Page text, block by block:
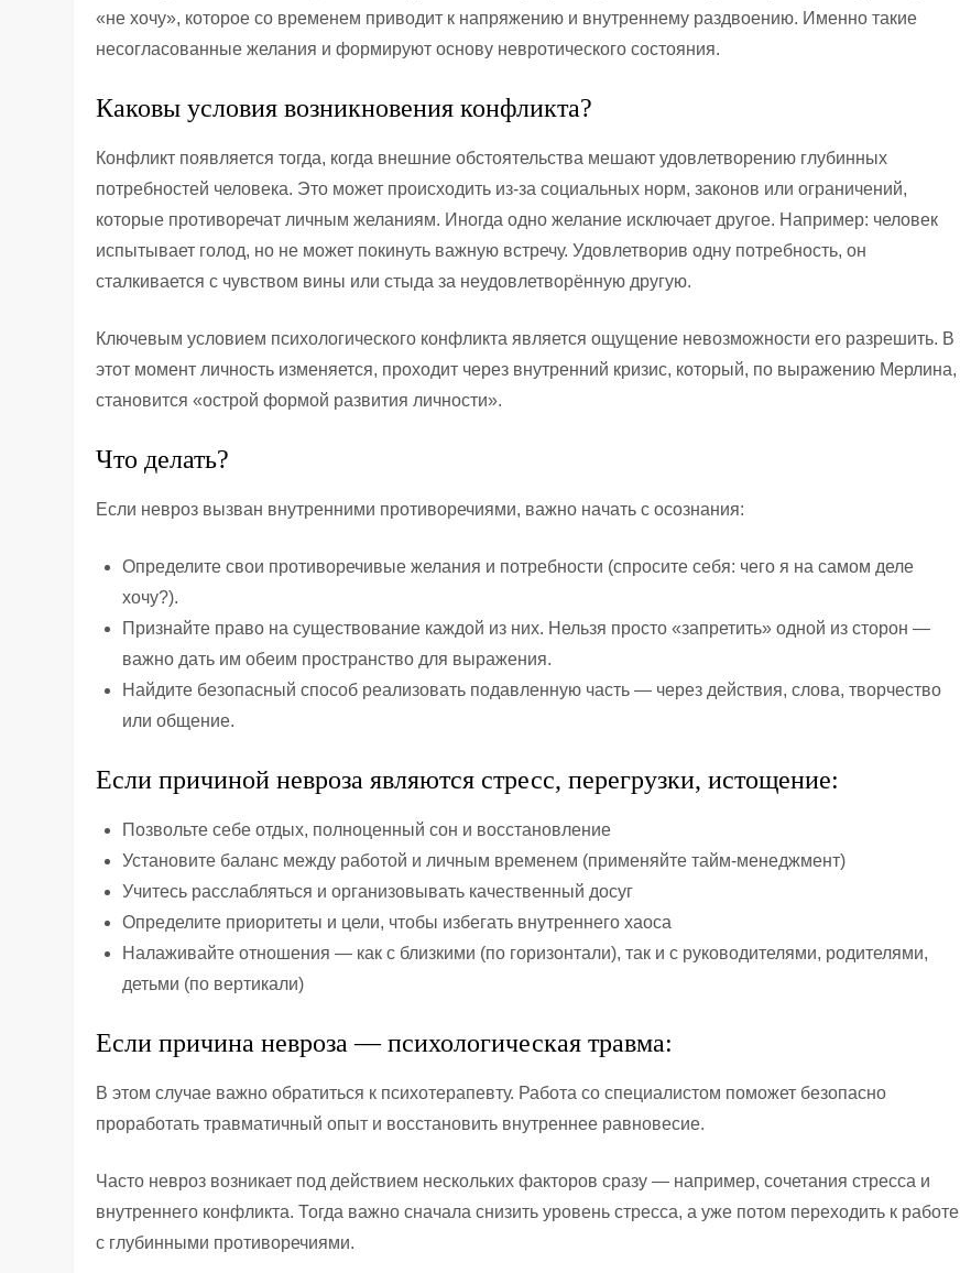
«не хочу», которое со временем приводит к напряжению и внутреннему раздвоению. Именно такие
несогласованные желания и формируют основу невротического состояния.
Каковы условия возникновения конфликта?
Конфликт появляется тогда, когда внешние обстоятельства мешают удовлетворению глубинных
потребностей человека. Это может происходить из-за социальных норм, законов или ограничений,
которые противоречат личным желаниям. Иногда одно желание исключает другое. Например: человек
испытывает голод, но не может покинуть важную встречу. Удовлетворив одну потребность, он
сталкивается с чувством вины или стыда за неудовлетворённую другую.
Ключевым условием психологического конфликта является ощущение невозможности его разрешить. В
этот момент личность изменяется, проходит через внутренний кризис, который, по выражению Мерлина,
становится «острой формой развития личности».
Что делать?
Если невроз вызван внутренними противоречиями, важно начать с осознания:
Определите свои противоречивые желания и потребности (спросите себя: чего я на самом деле
хочу?).
Признайте право на существование каждой из них. Нельзя просто «запретить» одной из сторон —
важно дать им обеим пространство для выражения.
Найдите безопасный способ реализовать подавленную часть — через действия, слова, творчество
или общение.
Если причиной невроза являются стресс, перегрузки, истощение:
Позвольте себе отдых, полноценный сон и восстановление
Установите баланс между работой и личным временем (применяйте тайм-менеджмент)
Учитесь расслабляться и организовывать качественный досуг
Определите приоритеты и цели, чтобы избегать внутреннего хаоса
Налаживайте отношения — как с близкими (по горизонтали), так и с руководителями, родителями,
детьми (по вертикали)
Если причина невроза — психологическая травма:
В этом случае важно обратиться к психотерапевту. Работа со специалистом поможет безопасно
проработать травматичный опыт и восстановить внутреннее равновесие.
Часто невроз возникает под действием нескольких факторов сразу — например, сочетания стресса и
внутреннего конфликта. Тогда важно сначала снизить уровень стресса, а уже потом переходить к работе
с глубинными противоречиями.